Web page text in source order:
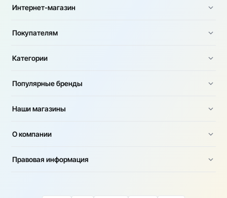
Интернет-магазин
Покупателям
Категории
Популярные бренды
Наши магазины
О компании
Правовая информация